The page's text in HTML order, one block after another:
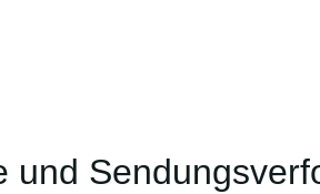
und